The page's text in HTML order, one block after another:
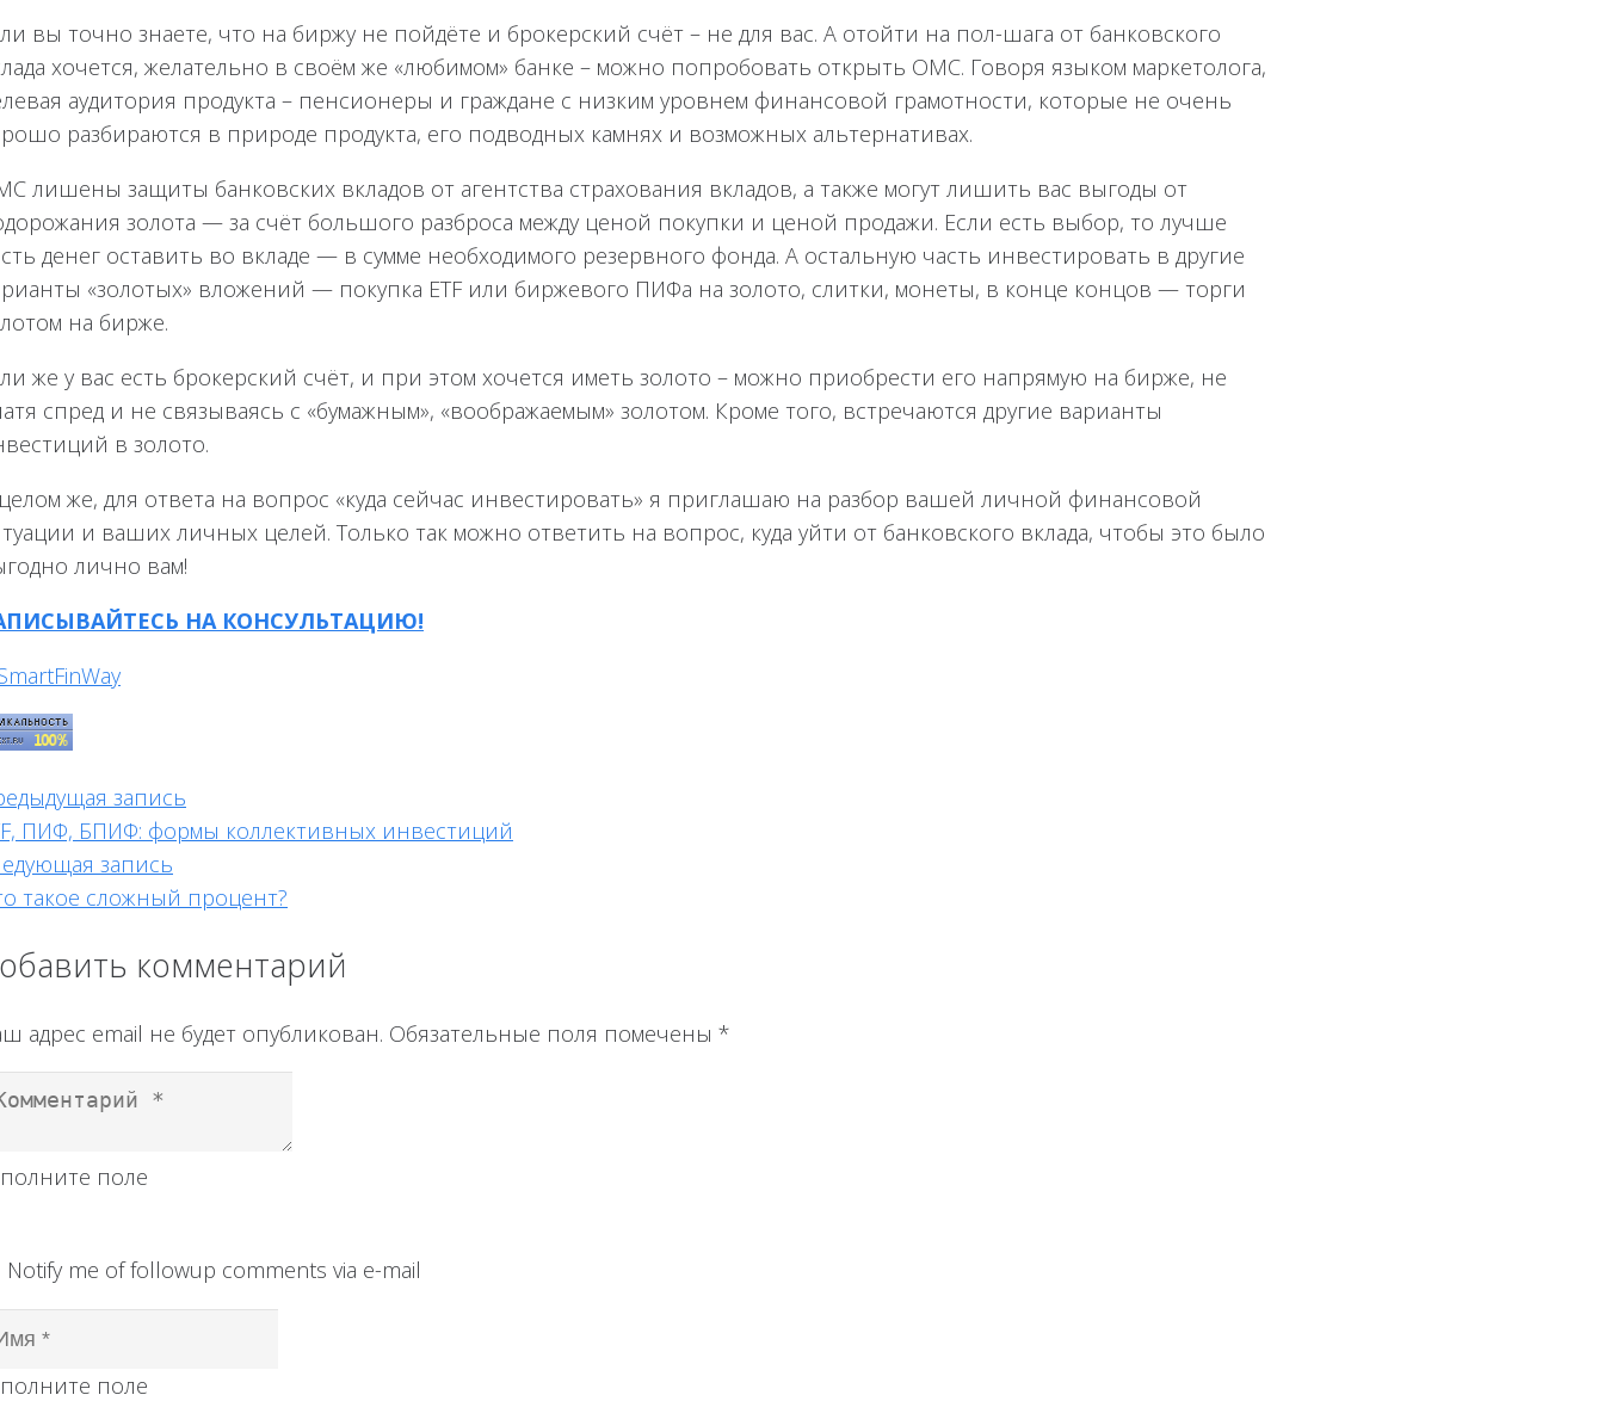
вы точно знаете, что на биржу не пойдёте и брокерский счёт – не для вас. А отойти на пол-шага от банковского
хочется, желательно в своём же «любимом» банке – можно попробовать открыть ОМС. Говоря языком маркетолога,
аудитория продукта – пенсионеры и граждане с низким уровнем финансовой грамотности, которые не очень
разбираются в природе продукта, его подводных камнях и возможных альтернативах.
лишены защиты банковских вкладов от агентства страхования вкладов, а также могут лишить вас выгоды от
золота — за счёт большого разброса между ценой покупки и ценой продажи. Если есть выбор, то лучше
денег оставить во вкладе — в сумме необходимого резервного фонда. А остальную часть инвестировать в другие
«золотых» вложений — покупка ETF или биржевого ПИФа на золото, слитки, монеты, в конце концов — торги
на бирже.
же у вас есть брокерский счёт, и при этом хочется иметь золото – можно приобрести его напрямую на бирже, не
спред и не связываясь с «бумажным», «воображаемым» золотом. Кроме того, встречаются другие варианты
в золото.
же, для ответа на вопрос «куда сейчас инвестировать» я приглашаю на разбор вашей личной финансовой
и ваших личных целей. Только так можно ответить на вопрос, куда уйти от банковского вклада, чтобы это было
лично вам!
НА КОНСУЛЬТАЦИЮ!
запись
ПИФ, БПИФ: формы коллективных инвестиций
запись
такое сложный процент?
комментарий
адрес email не будет опубликован. Обязательные поля помечены *
поле
Notify me of followup comments via e-mail
поле